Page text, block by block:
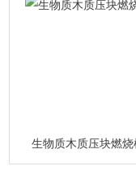
生物质木质压块燃烧